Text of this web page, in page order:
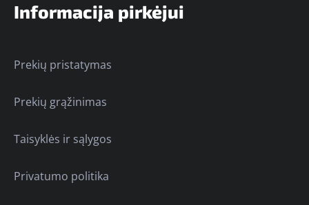
Informacija pirkėjui
Prekių pristatymas
Prekių grąžinimas
Taisyklės ir sąlygos
Privatumo politika